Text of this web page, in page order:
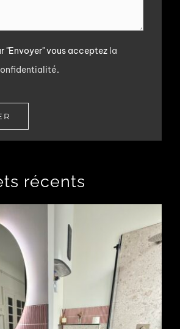
"Envoyer" vous acceptez la
.
récents